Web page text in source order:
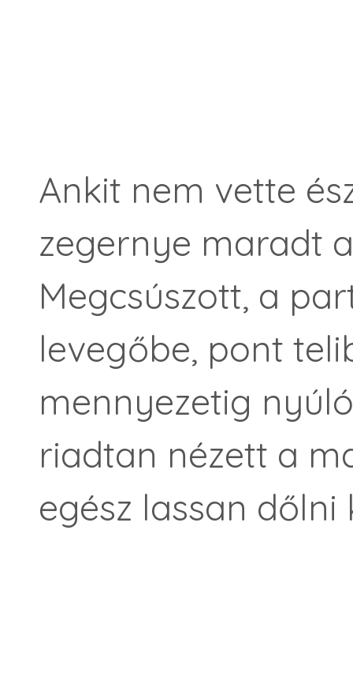
Ankit nem vette
zegernye maradt
Megcsúszott, a
levegőbe, pont
mennyezetig
riadtan nézett a
egész lassan dőlni